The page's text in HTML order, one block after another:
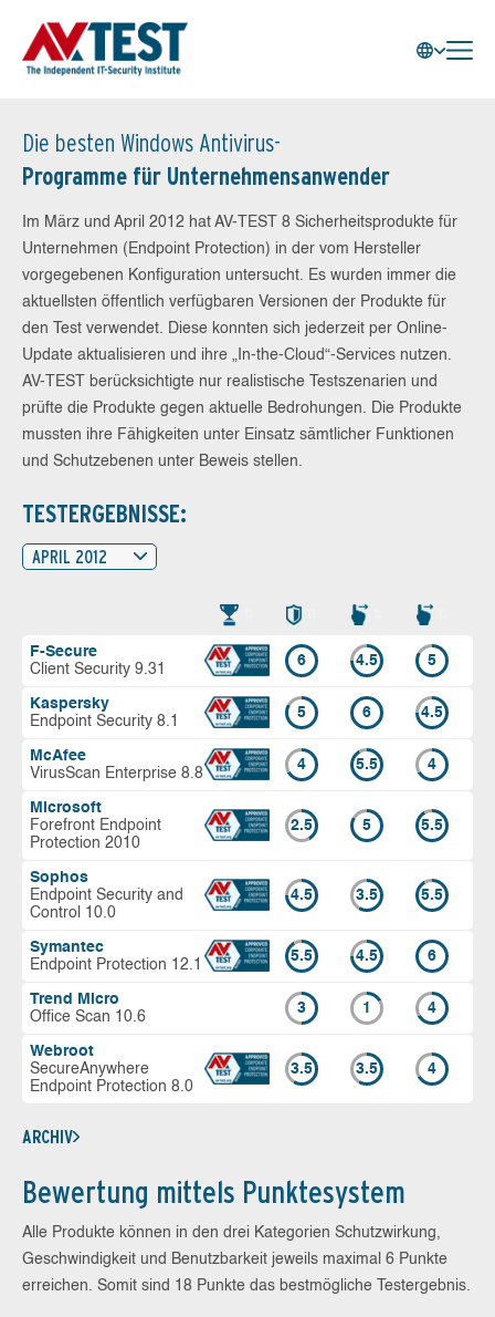
Die besten Windows Antivirus-
Programme für Unternehmensanwender
Im März und April 2012 hat AV-TEST 8 Sicherheitsprodukte für
Unternehmen (Endpoint Protection) in der vom Hersteller
vorgegebenen Konfiguration untersucht. Es wurden immer die
aktuellsten öffentlich verfügbaren Versionen der Produkte für
den Test verwendet. Diese konnten sich jederzeit per Online-
Update aktualisieren und ihre „In-the-Cloud“-Services nutzen.
AV-TEST berücksichtigte nur realistische Testszenarien und
prüfte die Produkte gegen aktuelle Bedrohungen. Die Produkte
mussten ihre Fähigkeiten unter Einsatz sämtlicher Funktionen
und Schutzebenen unter Beweis stellen.
TESTERGEBNISSE:
APRIL 2012
F-Secure
Client Security 9.31
6 4.5 5
Kaspersky
Endpoint Security 8.1
5 6 4.5
McAfee
VirusScan Enterprise 8.8
4 5.5 4
Microsoft
Forefront Endpoint
Protection 2010
2.5 5 5.5
Sophos
Endpoint Security and
Control 10.0
4.5 3.5 5.5
Symantec
Endpoint Protection 12.1
5.5 4.5 6
Trend Micro
Office Scan 10.6
3 1 4
Webroot
SecureAnywhere
Endpoint Protection 8.0
3.5 3.5 4
ARCHIV
Bewertung mittels Punktesystem
Alle Produkte können in den drei Kategorien Schutzwirkung,
Geschwindigkeit und Benutzbarkeit jeweils maximal 6 Punkte
erreichen. Somit sind 18 Punkte das bestmögliche Testergebnis.